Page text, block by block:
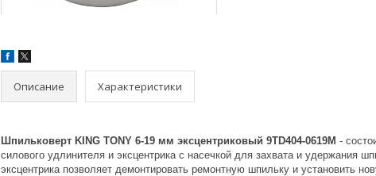
Описание Характеристики
Шпильковерт KING TONY 6-19 мм эксцентриковый 9TD404-0619M -
силового удлинителя и эксцентрика с насечкой для захвата и удержания
эксцентрика позволяет демонтировать ремонтную шпильку и установить